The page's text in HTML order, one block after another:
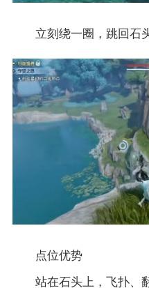
立刻绕一圈，跳回石
点位优势
站在石头上，飞扑、